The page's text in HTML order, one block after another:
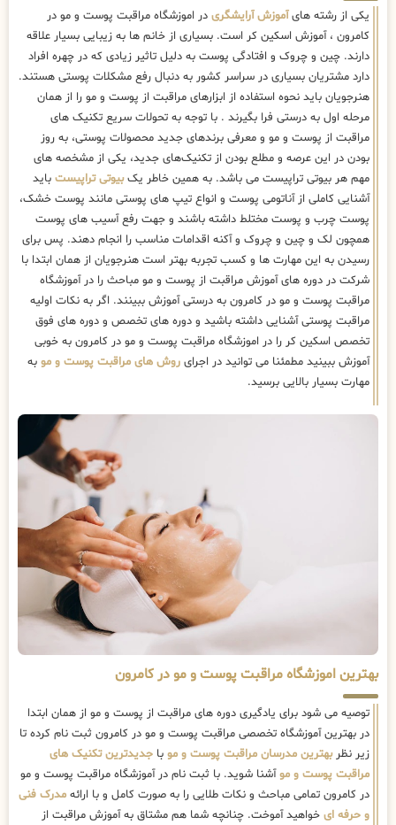
یکی از رشته هایآموزش آرایشگری در اموزشگاه مراقبت پوست و مو در
کامرون ، آموزش اسکین کر است. بسیاری از خانم ها به زیبایی بسیار علاقه
دارند. چین و چروک و افتادگی پوست به دلیل تاثیر زیادی که در چهره افراد
دارد مشتریان بسیاری در سراسر کشور به دنبال رفع مشکلات پوستی هستند.
هنرجویان باید نحوه استفاده از ابزارهای مراقبت از پوست و مو را از همان
مرحله اول به درستی فرا بگیرند . با توجه به تحولات سریع تکنیک ‌های
مراقبت از پوست و مو و معرفی برندهای جدید محصولات پوستی، به روز
بودن در این عرصه و مطلع بودن از تکنیک‌های جدید، یکی از مشخصه های
مهم هر بیوتی تراپیست می باشد. به همین خاطر یکبیوتی تراپیست باید
آشنایی کاملی از آناتومی پوست و انواع تیپ های پوستی مانند پوست خشک،
پوست چرب و پوست مختلط داشته باشند و جهت رفع آسیب های پوست
همچون لک و چین و چروک و آکنه اقدامات مناسب را انجام دهند. پس برای
رسیدن به این مهارت ها و کسب تجربه بهتر است هنرجویان از همان ابتدا با
شرکت در دوره های آموزش مراقبت از پوست و مو مباحث را در آموزشگاه
مراقبت پوست و مو در کامرون به درستی آموزش ببینند. اگر به نکات اولیه
مراقبت پوستی آشنایی داشته باشید و دوره های تخصص و دوره های فوق
تخصص اسکین کر را در اموزشگاه مراقبت پوست و مو در کامرون به خوبی
آموزش ببینید مطمئنا می توانید در اجرای روش های مراقبت پوست و مو به
مهارت بسیار بالایی برسید.
بهترین اموزشگاه مراقبت پوست و مو در کامرون
توصیه می شود برای یادگیری دوره های مراقبت از پوست و مو از همان ابتدا
در بهترین آموزشگاه تخصصی مراقبت پوست و مو در کامرون ثبت نام کرده تا
زیر نظربهترین مدرسان مراقبت پوست و مو با جدیدترین تکنیک های
مراقبت پوست و موآشنا شوید. با ثبت نام در آموزشگاه مراقبت پوست و مو
در کامرون تمامی مباحث و نکات طلایی را به صورت کامل و با ارائه مدرک فنی
و حرفه ای خواهید آموخت. چنانچه شما هم مشتاق به آموزش مراقبت از